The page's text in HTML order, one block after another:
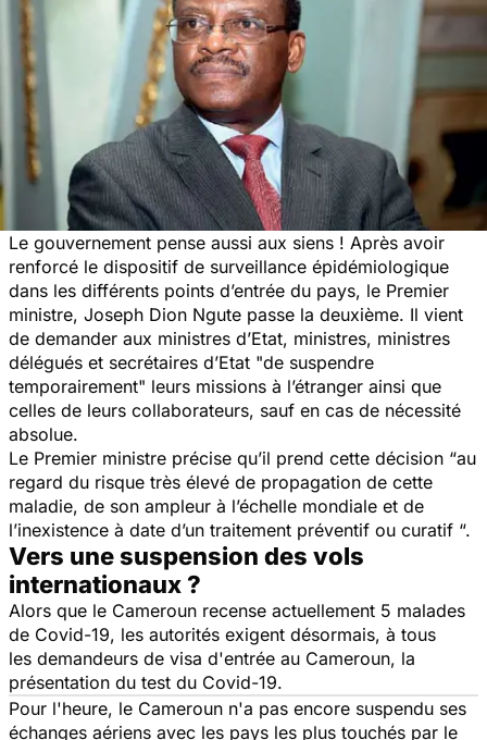
Le gouvernement pense aussi aux siens ! Après avoir
renforcé le dispositif de surveillance épidémiologique
dans les différents points d’entrée du pays, le Premier
ministre, Joseph Dion Ngute passe la deuxième. Il vient
de demander aux ministres d’Etat, ministres, ministres
délégués et secrétaires d’Etat "de suspendre
temporairement" leurs missions à l’étranger ainsi que
celles de leurs collaborateurs, sauf en cas de nécessité
absolue.
Le Premier ministre précise qu’il prend cette décision “au
regard du risque très élevé de propagation de cette
maladie, de son ampleur à l’échelle mondiale et de
l’inexistence à date d’un traitement préventif ou curatif “.
Vers une suspension des vols
internationaux ?
Alors que le Cameroun recense actuellement 5 malades
de Covid-19, les autorités exigent désormais, à tous
les demandeurs de visa d'entrée au Cameroun, la
présentation du test du Covid-19.
Pour l'heure, le Cameroun n'a pas encore suspendu ses
échanges aériens avec les pays les plus touchés par le